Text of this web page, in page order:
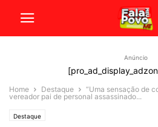
Anúncio
Home Destaque
“Uma sensação de
vereador pai de personal assassinado...
Destaque